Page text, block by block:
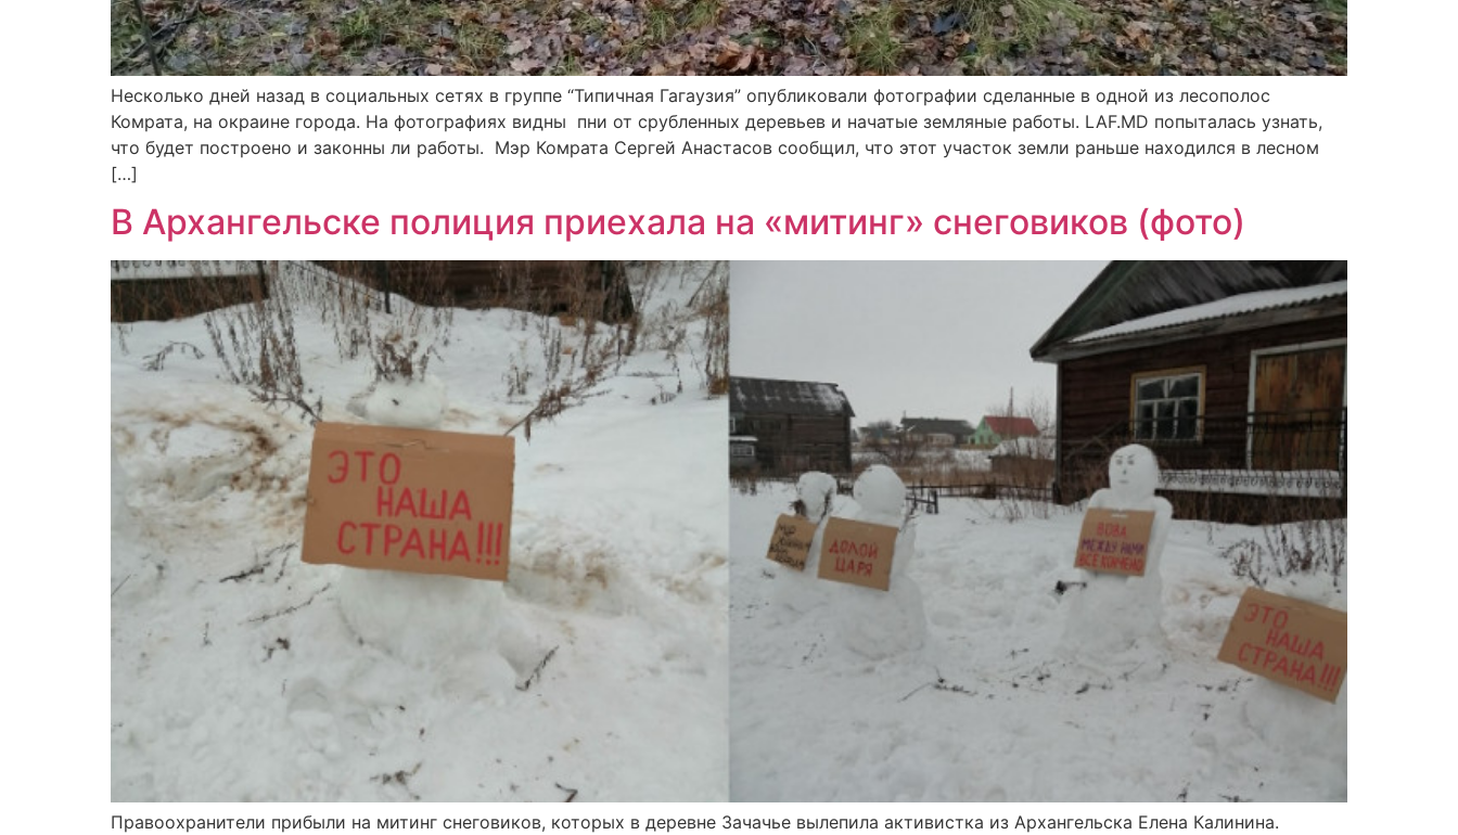
Несколько дней назад в социальных сетях в группе “Типичная Гагаузия” опубликовали фотографии сделанные в одной из лесополос
Комрата, на окраине города. На фотографиях видны пни от срубленных деревьев и начатые земляные работы. LAF.MD попыталась узнать,
что будет построено и законны ли работы. Мэр Комрата Сергей Анастасов сообщил, что этот участок земли раньше находился в лесном
[…]
В Архангельске полиция приехала на «митинг» снеговиков (фото)
Правоохранители прибыли на митинг снеговиков, которых в деревне Зачачье вылепила активистка из Архангельска Елена Калинина.